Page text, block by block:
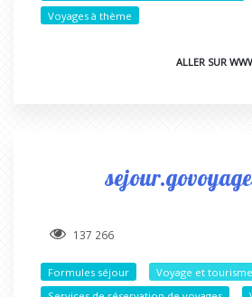
Voyages à thème
ALLER SUR
137 266
Formules séjour
Voyage et tourisme